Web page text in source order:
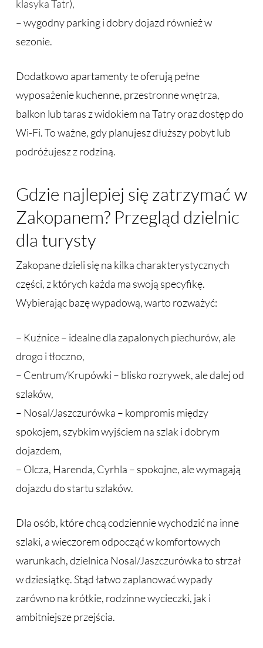
klasyka Tatr),
– wygodny parking i dobry dojazd również w
sezonie.
Dodatkowo apartamenty te oferują pełne
wyposażenie kuchenne, przestronne wnętrza,
balkon lub taras z widokiem na Tatry oraz dostęp do
Wi-Fi. To ważne, gdy planujesz dłuższy pobyt lub
podróżujesz z rodziną.
Gdzie najlepiej się zatrzymać w
Zakopanem? Przegląd dzielnic
dla turysty
Zakopane dzieli się na kilka charakterystycznych
części, z których każda ma swoją specyfikę.
Wybierając bazę wypadową, warto rozważyć:
– Kuźnice – idealne dla zapalonych piechurów, ale
drogo i tłoczno,
– Centrum/Krupówki – blisko rozrywek, ale dalej od
szlaków,
– Nosal/Jaszczurówka – kompromis między
spokojem, szybkim wyjściem na szlak i dobrym
dojazdem,
– Olcza, Harenda, Cyrhla – spokojne, ale wymagają
dojazdu do startu szlaków.
Dla osób, które chcą codziennie wychodzić na inne
szlaki, a wieczorem odpocząć w komfortowych
warunkach, dzielnica Nosal/Jaszczurówka to strzał
w dziesiątkę. Stąd łatwo zaplanować wypady
zarówno na krótkie, rodzinne wycieczki, jak i
ambitniejsze przejścia.